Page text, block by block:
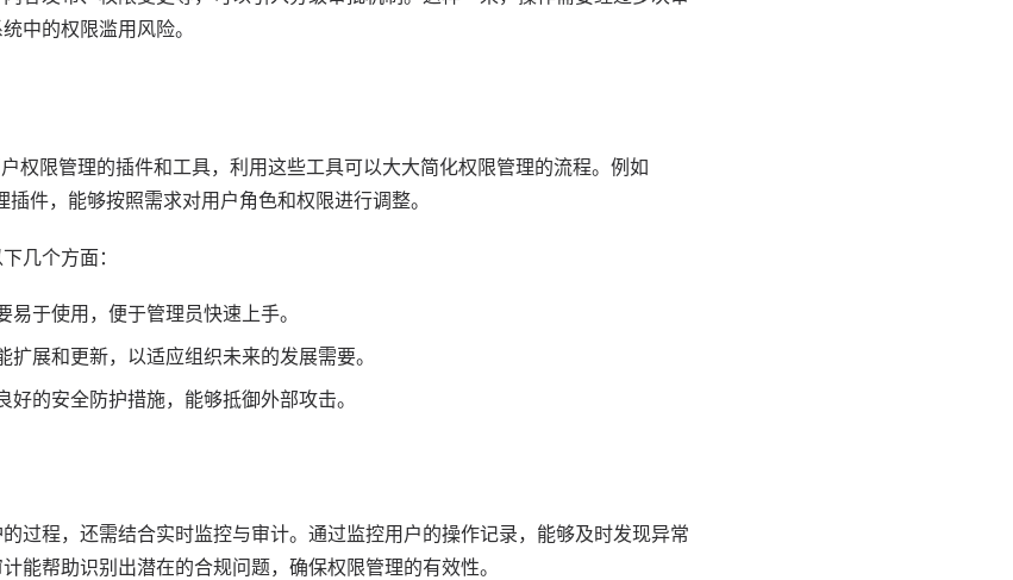
中的权限滥用风险。
权限管理的插件和工具，利用这些工具可以大大简化权限管理的流程。例如
件，能够按照需求对用户角色和权限进行调整。
几个方面：
易于使用，便于管理员快速上手。
扩展和更新，以适应组织未来的发展需要。
好的安全防护措施，能够抵御外部攻击。
过程，还需结合实时监控与审计。通过监控用户的操作记录，能够及时发现异常
能帮助识别出潜在的合规问题，确保权限管理的有效性。